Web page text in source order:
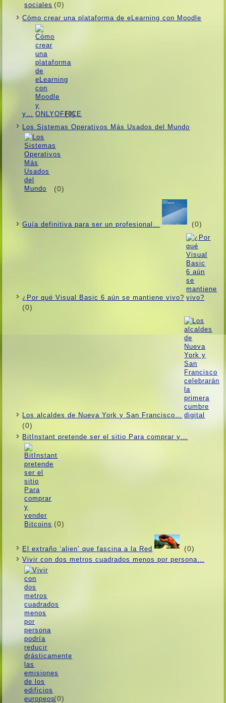
(0)
Cómo crear una plataforma de eLearning con Moodle
y… (0)
Los Sistemas Operativos Más Usados ​​del Mundo
(0)
Guí­a definitiva para ser un profesional… (0)
¿Por qué Visual Basic 6 aún se mantiene vivo?
(0)
Los alcaldes de Nueva York y San Francisco…
(0)
BitInstant pretende ser el sitio Para comprar y…
(0)
El extraño ‘alien’ que fascina a la Red (0)
Vivir con dos metros cuadrados menos por persona…
(0)